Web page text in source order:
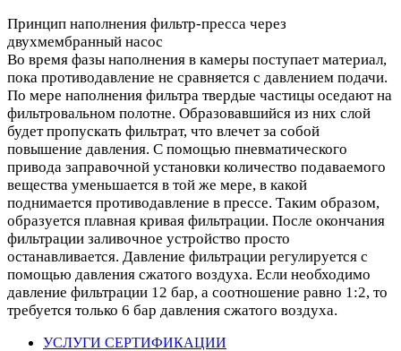
Принцип наполнения фильтр-пресса через
двухмембранный насос
Во время фазы наполнения в камеры поступает материал,
пока противодавление не сравняется с давлением подачи.
По мере наполнения фильтра твердые частицы оседают на
фильтровальном полотне. Образовавшийся из них слой
будет пропускать фильтрат, что влечет за собой
повышение давления. С помощью пневматического
привода заправочной установки количество подаваемого
вещества уменьшается в той же мере, в какой
поднимается противодавление в прессе. Таким образом,
образуется плавная кривая фильтрации. После окончания
фильтрации заливочное устройство просто
останавливается. Давление фильтрации регулируется с
помощью давления сжатого воздуха. Если необходимо
давление фильтрации 12 бар, а соотношение равно 1:2, то
требуется только 6 бар давления сжатого воздуха.
УСЛУГИ СЕРТИФИКАЦИИ